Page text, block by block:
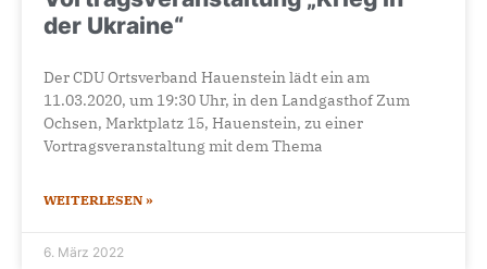
der Ukraine“
Der CDU Ortsverband Hauenstein lädt ein am
11.03.2020, um 19:30 Uhr, in den Landgasthof Zum
Ochsen, Marktplatz 15, Hauenstein, zu einer
Vortragsveranstaltung mit dem Thema
WEITERLESEN »
6. März 2022